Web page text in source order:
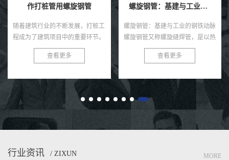
作打桩管用螺旋钢管
随着建筑行业的不断发展，打桩工
程成为了建筑项目中的重要环节。
为了满足打桩工程的需求，我们推
出了高效、耐用、安全的作打桩管
查看更多
螺旋钢管：基建与工业的钢铁动脉
螺旋钢管：基建与工业的钢铁动脉
螺旋钢管又称螺旋缝焊管，是以热
轧带钢卷为原料，经常温螺旋辊压
成型、自动双丝双面埋弧焊制成的
查看更多
行业资讯 / ZIXUN MORE